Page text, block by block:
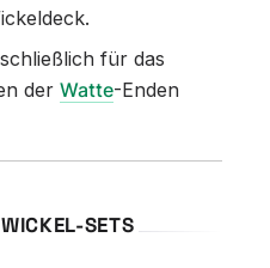
für das
der Watte-Enden
SETS